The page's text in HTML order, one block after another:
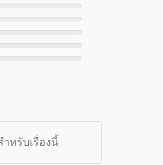
หรับเรื่องนี้